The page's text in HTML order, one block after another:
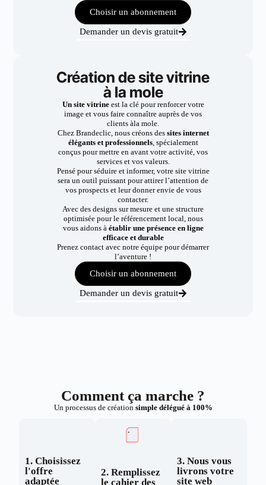
Choisir un abonnement
Demander un devis gratuit
Création de site vitrine
à la mole
Un site vitrineest la clé pour renforcer votre
image et vous faire connaître auprès de vos
clients àla mole.
Chez Brandeclic, nous créons dessites internet
élégants et professionnels, spécialement
conçus pour mettre en avant votre activité, vos
services et vos valeurs.
Pensé pour séduire et informer, votre site vitrine
sera un outil puissant pour attirer l’attention de
vos prospects et leur donner envie de vous
contacter.
Avec des designs sur mesure et une structure
optimisée pour le référencement local, nous
vous aidons à établir une présence en ligne
efficace et durable
Prenez contact avec notre équipe pour démarrer
l’aventure !
Choisir un abonnement
Demander un devis gratuit
Comment ça marche ?
Un processus de création simple délégué à 100%
1. Choisissez
l'offre
adaptée
2. Remplissez
le cahier des
3. Nous vous
livrons votre
site web